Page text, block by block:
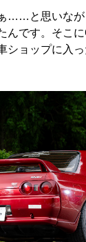
……と思いな
んです。そこ
ショップに入